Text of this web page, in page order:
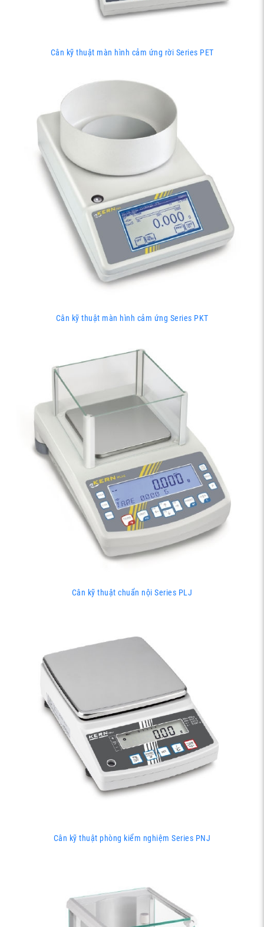
Cân kỹ thuật màn hình cảm ứng rời Series PET
Cân kỹ thuật màn hình cảm ứng Series PKT
Cân kỹ thuật chuẩn nội Series PLJ
Cân kỹ thuật phòng kiểm nghiệm Series PNJ